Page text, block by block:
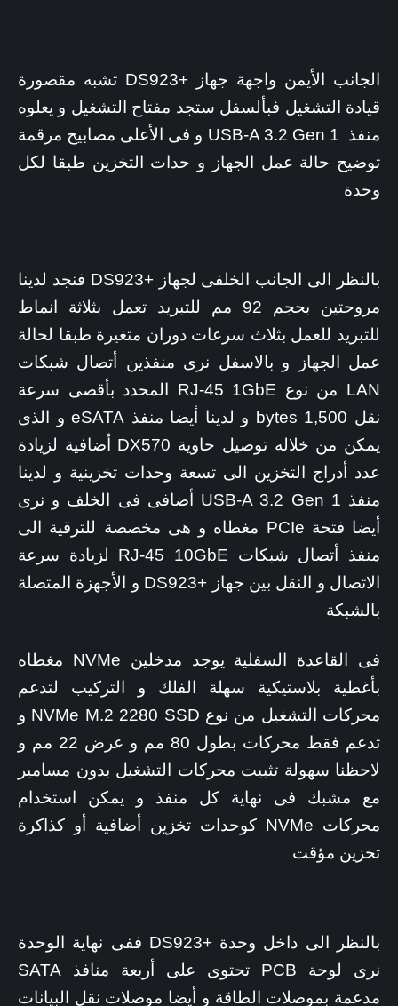
الجانب الأيمن واجهة جهاز +DS923 تشبه مقصورة
قيادة التشغيل فبألسفل ستجد مفتاح التشغيل و يعلوه
منفذ USB-A 3.2 Gen 1 و فى الأعلى مصابيح مرقمة
توضيح حالة عمل الجهاز و حدات التخزين طبقا لكل
وحدة
بالنظر الى الجانب الخلفى لجهاز +DS923 فنجد لدينا
مروحتين بحجم 92 مم للتبريد تعمل بثلاثة انماط
للتبريد للعمل بثلاث سرعات دوران متغيرة طبقا لحالة
عمل الجهاز و بالاسفل نرى منفذين أتصال شبكات
LAN من نوع RJ-45 1GbE المحدد بأقصى سرعة
نقل 1,500 bytes و لدينا أيضا منفذ eSATA و الذى
يمكن من خلاله توصيل حاوية DX570 أضافية لزيادة
عدد أدراج التخزين الى تسعة وحدات تخزينية و لدينا
منفذ USB-A 3.2 Gen 1 أضافى فى الخلف و نرى
أيضا فتحة PCIe مغطاه و هى مخصصة للترقية الى
منفذ أتصال شبكات RJ-45 10GbE لزيادة سرعة
الاتصال و النقل بين جهاز +DS923 و الأجهزة المتصلة
بالشبكة
فى القاعدة السفلية يوجد مدخلين NVMe مغطاه
بأغطية بلاستيكية سهلة الفلك و التركيب لتدعم
محركات التشغيل من نوع NVMe M.2 2280 SSD و
تدعم فقط محركات بطول 80 مم و عرض 22 مم و
لاحظنا سهولة تثبيت محركات التشغيل بدون مسامير
مع مشبك فى نهاية كل منفذ و يمكن استخدام
محركات NVMe كوحدات تخزين أضافية أو كذاكرة
تخزين مؤقت
بالنظر الى داخل وحدة +DS923 ففى نهاية الوحدة
نرى لوحة PCB تحتوى على أربعة منافذ SATA
مدعمة بموصلات الطاقة و أيضا موصلات نقل البيانات